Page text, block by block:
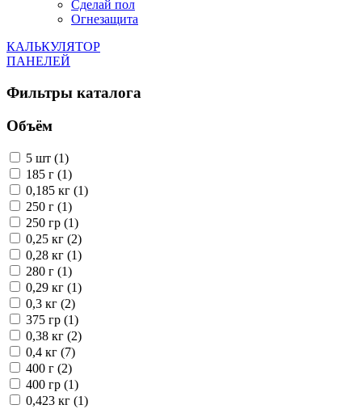
Сделай пол
Огнезащита
КАЛЬКУЛЯТОР
ПАНЕЛЕЙ
Фильтры каталога
Объём
5 шт (1)
185 г (1)
0,185 кг (1)
250 г (1)
250 гр (1)
0,25 кг (2)
0,28 кг (1)
280 г (1)
0,29 кг (1)
0,3 кг (2)
375 гр (1)
0,38 кг (2)
0,4 кг (7)
400 г (2)
400 гр (1)
0,423 кг (1)